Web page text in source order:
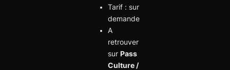
Tarif : sur
demande
A
retrouver
surPass
Culture /